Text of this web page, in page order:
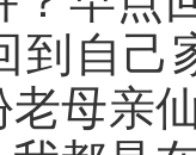
到自己
老母亲